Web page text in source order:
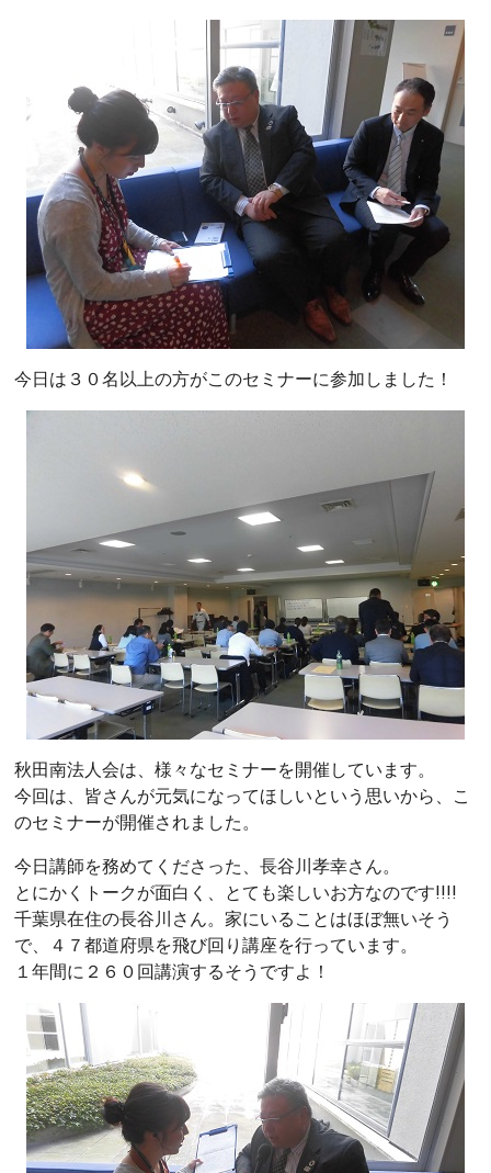
今日は３０名以上の方がこのセミナーに参加しました！
秋田南法人会は、様々なセミナーを開催しています。
今回は、皆さんが元気になってほしいという思いから、こ
のセミナーが開催されました。
今日講師を務めてくださった、長谷川孝幸さん。
とにかくトークが面白く、とても楽しいお方なのです!!!!
千葉県在住の長谷川さん。家にいることはほぼ無いそう
で、４７都道府県を飛び回り講座を行っています。
１年間に２６０回講演するそうですよ！